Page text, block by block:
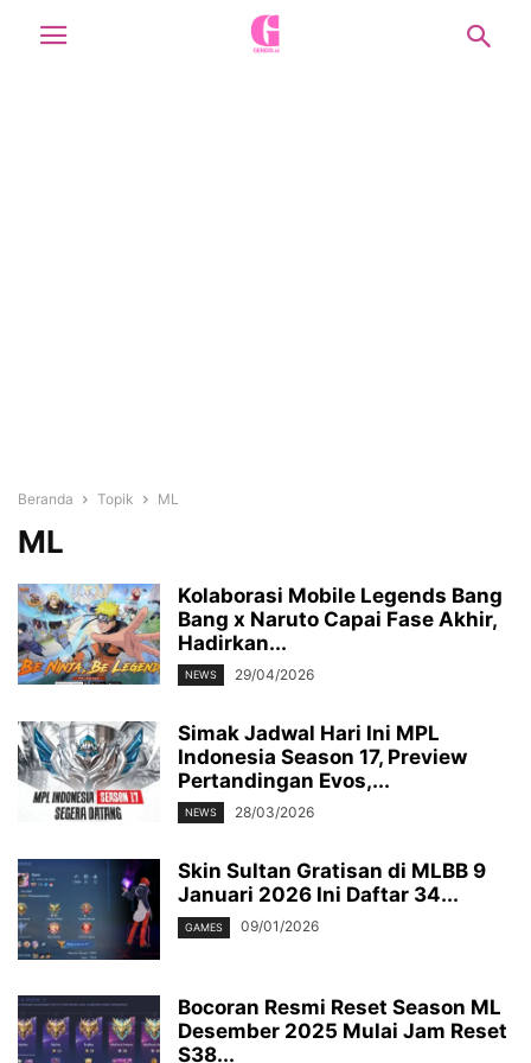
Beranda Topik ML
ML
Kolaborasi Mobile Legends Bang
Bang x Naruto Capai Fase Akhir,
Hadirkan...
NEWS 29/04/2026
Simak Jadwal Hari Ini MPL
Indonesia Season 17, Preview
Pertandingan Evos,...
NEWS 28/03/2026
Skin Sultan Gratisan di MLBB 9
Januari 2026 Ini Daftar 34...
GAMES 09/01/2026
Bocoran Resmi Reset Season ML
Desember 2025 Mulai Jam Reset
S38...